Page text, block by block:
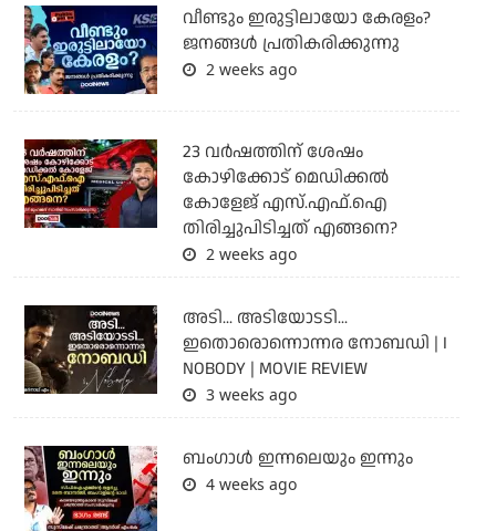
വീണ്ടും ഇരുട്ടിലായോ കേരളം?
ജനങ്ങൾ പ്രതികരിക്കുന്നു
2 weeks ago
23 വർഷത്തിന് ശേഷം
കോഴിക്കോട് മെഡിക്കൽ
കോളേജ് എസ്.എഫ്.ഐ
തിരിച്ചുപിടിച്ചത് എങ്ങനെ?
2 weeks ago
അടി... അടിയോടടി...
ഇതൊരൊന്നൊന്നര നോബഡി | I
NOBODY | MOVIE REVIEW
3 weeks ago
ബംഗാള്‍ ഇന്നലെയും ഇന്നും
4 weeks ago